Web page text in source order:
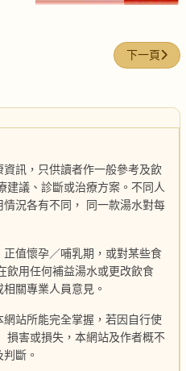
下一篇文章
下一頁
訊，只供讀者作一般參考及飲
建議、診斷或治療方案。不同人
況各有不同， 同一款湯水對每
值懷孕／哺乳期，或對某些食
飲用任何補益湯水或更改飲食
關專業人員意見。
站所能完全掌握，若因自行使
損害或損失，本網站及作者概不
斷。